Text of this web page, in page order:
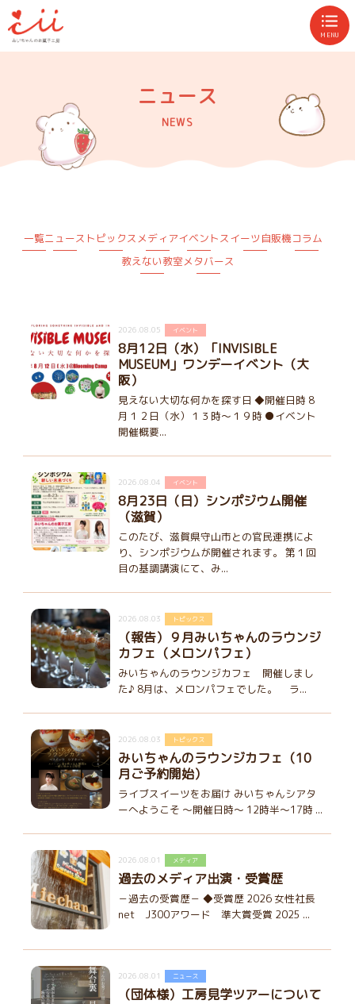
MENU
ニュース
NEWS
一覧ニュース トピックスメディアイベントスイーツ自販機コラム
教えない教室メタバース
2026.08.05 イベント
8月12日（水）「INVISIBLE
MUSEUM」ワンデーイベント（大
阪）
見えない大切な何かを探す日 ◆開催日時 8
月１２日（水）１３時～１９時 ●イベント
開催概要...
2026.08.04 イベント
8月23日（日）シンポジウム開催
（滋賀）
このたび、滋賀県守山市との官民連携によ
り、シンポジウムが開催されます。 第１回
目の基調講演にて、み...
2026.08.03 トピックス
（報告）９月みいちゃんのラウンジ
カフェ（メロンパフェ）
みいちゃんのラウンジカフェ 開催しまし
た♪ 8月は、メロンパフェでした。 ラ...
2026.08.03 トピックス
みいちゃんのラウンジカフェ（10
月ご予約開始）
ライブスイーツをお届け みいちゃんシアタ
ーへようこそ ～開催日時～ 12時半～17時 ...
2026.08.01 メディア
過去のメディア出演・受賞歴
－過去の受賞歴－ ◆受賞歴 2026 女性社長
net J300アワード 準大賞受賞 2025 ...
2026.08.01 ニュース
（団体様）工房見学ツアーについて